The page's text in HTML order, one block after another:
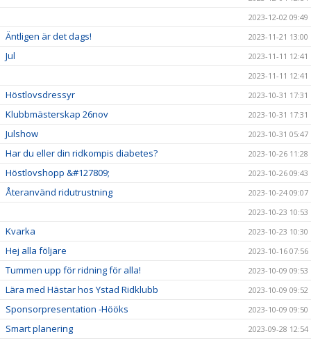
2023-12-02 09:49
Äntligen är det dags! 2023-11-21 13:00
Jul
2023-11-11 12:41
2023-11-11 12:41
Höstlovsdressyr 2023-10-31 17:31
Klubbmästerskap 26nov 2023-10-31 17:31
Julshow 2023-10-31 05:47
Har du eller din ridkompis diabetes? 2023-10-26 11:28
Höstlovshopp &#127809; 2023-10-26 09:43
Återanvänd ridutrustning
2023-10-24 09:07
2023-10-23 10:53
Kvarka 2023-10-23 10:30
Hej alla följare 2023-10-16 07:56
Tummen upp för ridning för alla! 2023-10-09 09:53
Lära med Hästar hos Ystad Ridklubb 2023-10-09 09:52
Sponsorpresentation -Hööks 2023-10-09 09:50
Smart planering 2023-09-28 12:54